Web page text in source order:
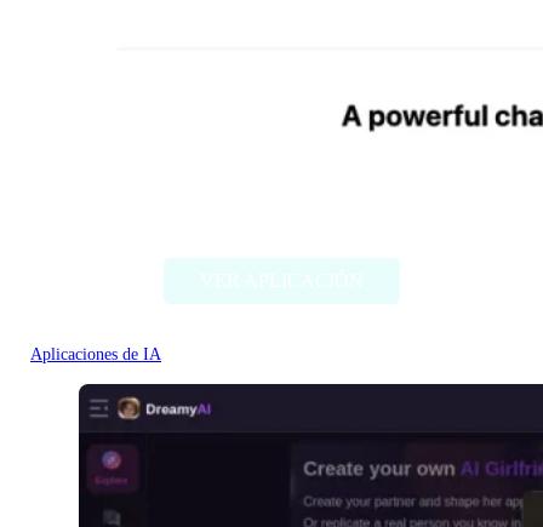
Aplicaciones de IA